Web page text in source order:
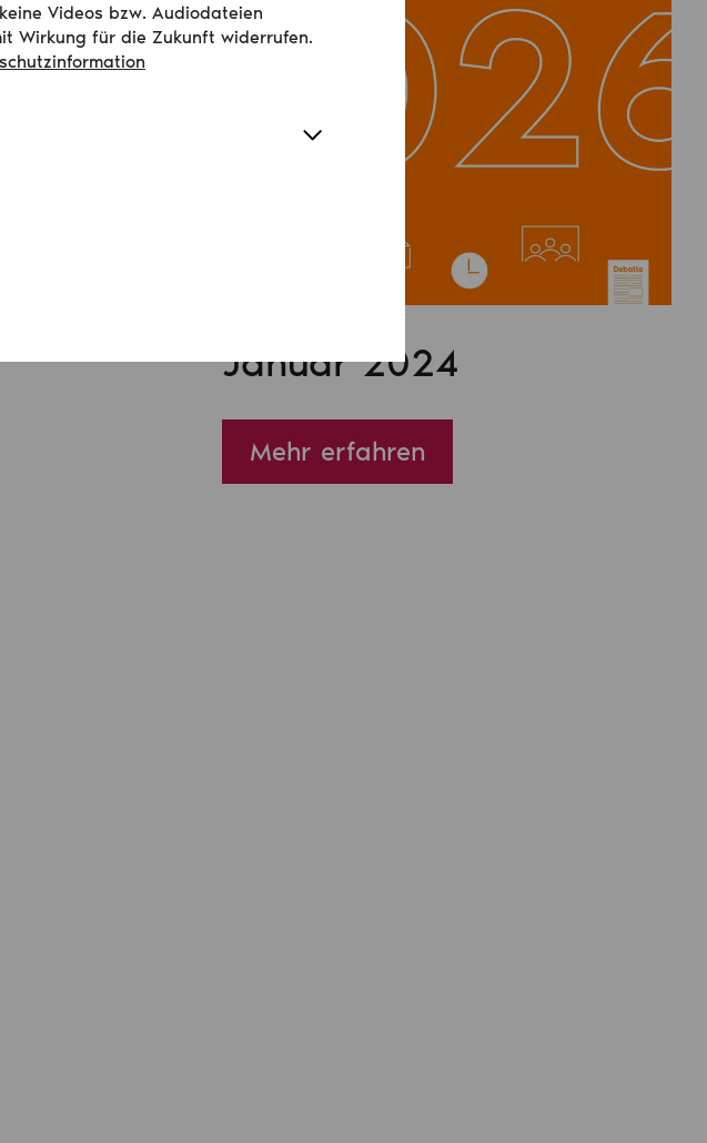
Videos bzw. Audiodateien
Wirkung für die Zukunft widerrufen.
Januar 2024
Mehr erfahren